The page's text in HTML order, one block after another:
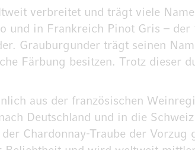
verbreitet und trägt viele
und in Frankreich Pinot Gris – der
Grauburgunder trägt seinen
Färbung besitzen. Trotz dieser
aus der französischen
Deutschland und in die
Chardonnay-Traube der